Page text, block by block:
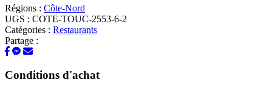
Régions : Côte-Nord
UGS : COTE-TOUC-2553-6-2
Catégories : Restaurants
Partage :
Conditions d'achat